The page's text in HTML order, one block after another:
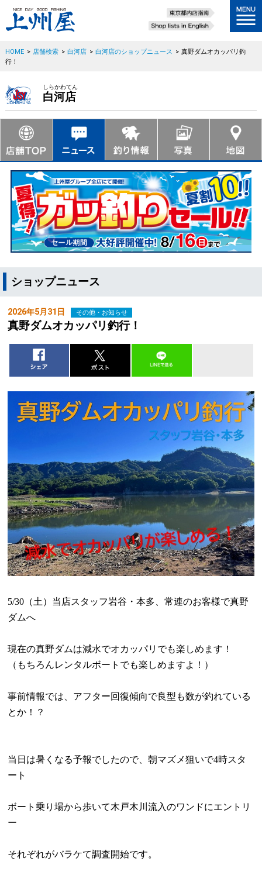
HOME > 店舗検索 > 白河店 > 白河店のショップニュース > 真野ダムオカッパリ釣
行！
しらかわてん
白河店
ショップニュース
2026年5月31日 その他・お知らせ
真野ダムオカッパリ釣行！
5/30 （土）当店スタッフ岩谷・本多、常連のお客様で真野
ダムへ
現在の真野ダムは減水でオカッパリでも楽しめます！
（もちろんレンタルボートでも楽しめますよ！）
事前情報では、アフター回復傾向で良型も数が釣れている
とか！？
当日は暑くなる予報でしたので、朝マズメ狙いで4時スタ
ート
ボート乗り場から歩いて木戸木川流入のワンドにエントリ
ー
それぞれがバラケて調査開始です。